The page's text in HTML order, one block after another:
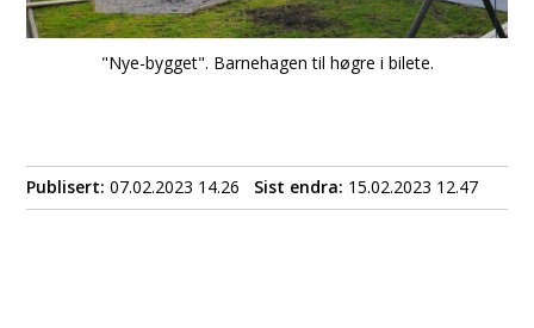
"Nye-bygget". Barnehagen til høgre i bilete.
Publisert 07.02.2023 14.26 Sist endra 15.02.2023 12.47